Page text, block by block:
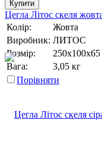
Купити
Цегла Літос скеля
Колір:
Жовта
Виробник: ЛИТОС
Розмір:
Вага:
3,05 кг
Порівняти